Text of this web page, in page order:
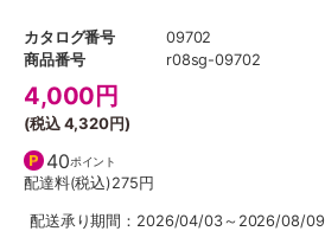
カタログ番号
09702
商品番号
r08sg-09702
4,000 円
(税込4,320円)
40ポイント
配達料(税込)275円
配送承り期間：2026/04/03～2026/08/09